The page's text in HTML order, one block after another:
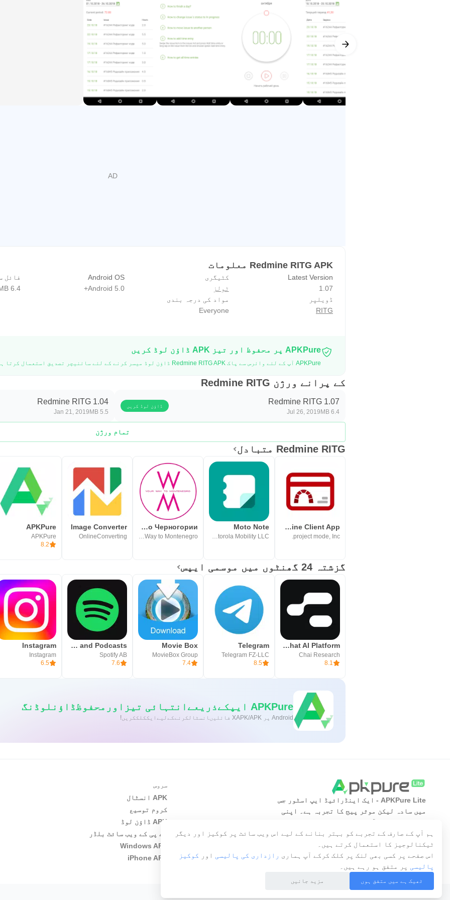
Redmine RITG APK معلومات
Latest Version
1.07
کٹیگری
ٹولز
Android OS
Android 5.0+
فائل
6.4 MB
ڈویلپر
RITG
مواد کی درجہ بندی
Everyone
APKPure پر محفوظ اور تیز APK ڈاؤن لوڈ کریں
APKPure آپ کے لئے وائرس سے پاک Redmine RITG APK ڈاؤن لوڈ میسر کرنے کے لئے سائنیچر تصدیق استعمال کرتا ہے۔
کے پرانے ورژن Redmine RITG
Redmine RITG 1.07
6.4 MB
Jul 26, 2019
ڈاؤن لوڈ کریں Redmine RITG 1.04
5.5 MB
Jan 21, 2019
تمام ورژن
Redmine RITG متبادل
RedminePM - Redmine Client App
project mode, Inc.
Moto Note
Motorola Mobility LLC.
Гид по Черногории
Your Way to Montenegro
Image Converter
OnlineConverting
APKPure
APKPure
8.2
گزشتہ 24 گھنٹوں میں موسمی ایپس
Chai: Chat AI Platform
Chai Research
8.1
Telegram
Telegram FZ-LLC
8.5
Movie Box
MovieBox Group
7.4
Spotify: Music and Podcasts
Spotify AB
7.6
Instagram
Instagram
6.5
APKPure ایپکےذریعےانتہائی تیزاورمحفوظڈاؤنلوڈنگ
Android پر XAPK/APK فائلیںانسٹالکرنےکےلیےایککلککریں!
ہم آپ کے صارف کے تجربے کو بہتر بنانے کے لیے اس ویب سائٹ پر کوکیز اور دیگر
ٹیکنالوجیز کا استعمال کرتے ہیں۔
اس صفحے پر کسی بھی لنک پر کلک کرکے آپ ہماری رازداری کی پالیسی اور کوکیز
پالیسی پر متفق ہو رہے ہیں۔
ٹھیک ہے میں متفق ہوں مزید جانیں
APKPure Lite - ایک اینڈرائیڈ ایپ اسٹور جس
میں سادہ لیکن موثر پیج کا تجربہ ہے۔ اپنی
مطلوبہ ایپ کو آسان، تیز اور محفوظ طریقے سے
دریافت کریں۔
سروس
APK انسٹال
کروم توسیع
APK ڈاؤن لوڈ
اے پی کے ویب سائٹ بلڈر
Windows APP
iPhone APP